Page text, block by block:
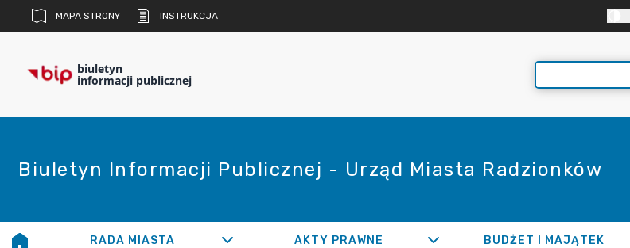
MAPA STRONY INSTRUKCJA
biuletyn
informacji publicznej
Biuletyn Informacji Publicznej - Urząd Miasta Radzionków
RADA MIASTA AKTY PRAWNE BUDŻET I MAJĄTEK